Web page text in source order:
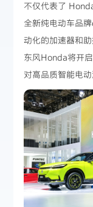
不仅代表了
全新纯电动车品
动化的加速器和
东风Honda将开
对高品质智能电动